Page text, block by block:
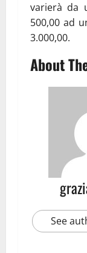
varierà da
500,00 ad
3.000,00.
About
See